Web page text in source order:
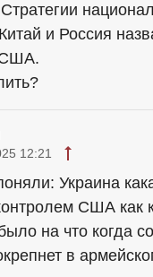
и Россия
США.
12:21
Украина
США как
на что когда
в